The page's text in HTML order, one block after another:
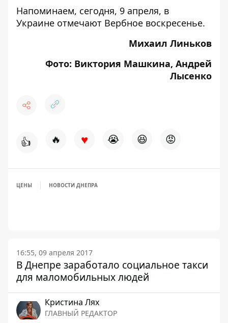
Напоминаем, сегодня, 9 апреля, в
Украине отмечают Вербное воскресенье.
Михаил Линьков
Фото: Виктория Машкина, Андрей
Лысенко
👍 🔥 ♥ 😭 😆 😡
ЦЕНЫ НОВОСТИ ДНЕПРА
16:55, 09 апреля 2017
В Днепре заработало социальное такси
для маломобильных людей
Кристина Лях
ГЛАВНЫЙ РЕДАКТОР